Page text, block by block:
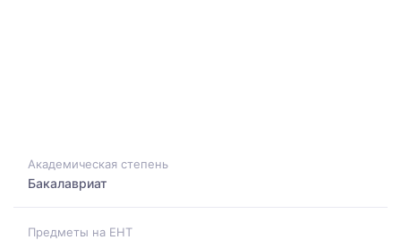
Академическая степень
Бакалавриат
Предметы на ЕНТ